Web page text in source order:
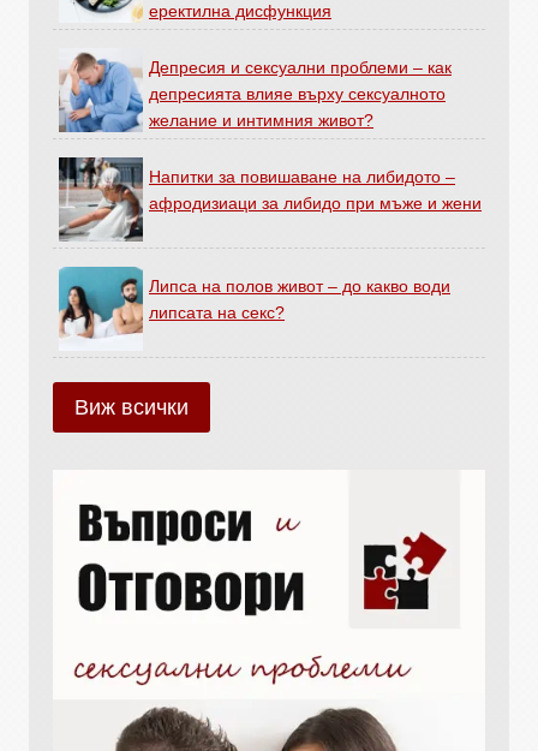
еректилна дисфункция
Депресия и сексуални проблеми – как
депресията влияе върху сексуалното
желание и интимния живот?
Напитки за повишаване на либидото –
афродизиаци за либидо при мъже и жени
Липса на полов живот – до какво води
липсата на секс?
Виж всички